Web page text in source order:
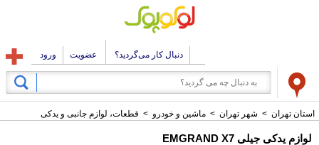
دنبال کار می‌گردید؟ عضویت ورود
استان تهران > شهر تهران > ماشین و خودرو > قطعات، لوازم جانبی و یدکی
لوازم یدکی جیلی EMGRAND X7